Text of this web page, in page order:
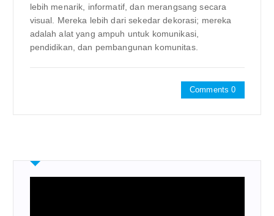
lebih menarik, informatif, dan merangsang secara
visual. Mereka lebih dari sekedar dekorasi; mereka
adalah alat yang ampuh untuk komunikasi,
pendidikan, dan pembangunan komunitas.
Comments 0